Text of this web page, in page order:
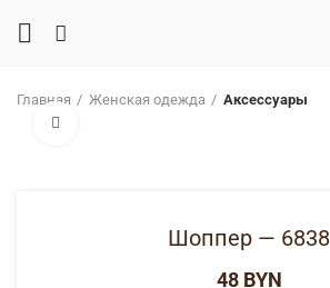
Главная Женская одежда
Аксессуары
Шоппер — 6838
BYN